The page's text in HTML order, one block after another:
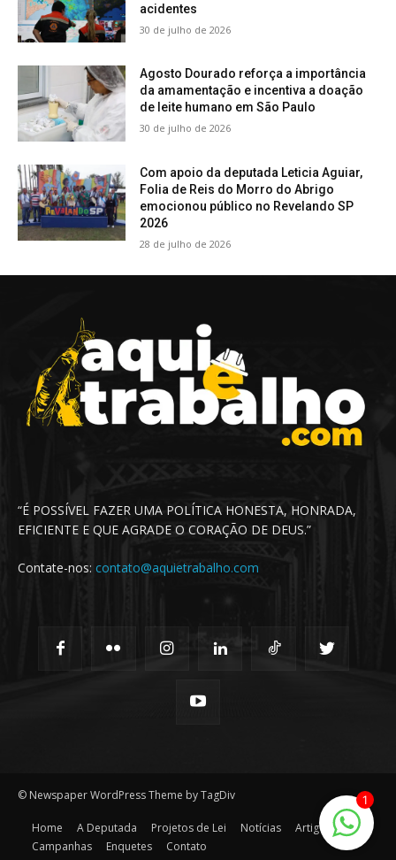
acidentes
30 de julho de 2026
Agosto Dourado reforça a importância
da amamentação e incentiva a doação
de leite humano em São Paulo
30 de julho de 2026
Com apoio da deputada Leticia Aguiar,
Folia de Reis do Morro do Abrigo
emocionou público no Revelando SP
2026
28 de julho de 2026
“É POSSÍVEL FAZER UMA POLÍTICA HONESTA, HONRADA,
EFICIENTE E QUE AGRADE O CORAÇÃO DE DEUS.”
Contate-nos: contato@aquietrabalho.com
© Newspaper WordPress Theme by TagDiv
Home A Deputada Projetos de Lei Notícias
Artigos
Campanhas
Enquetes Contato
1